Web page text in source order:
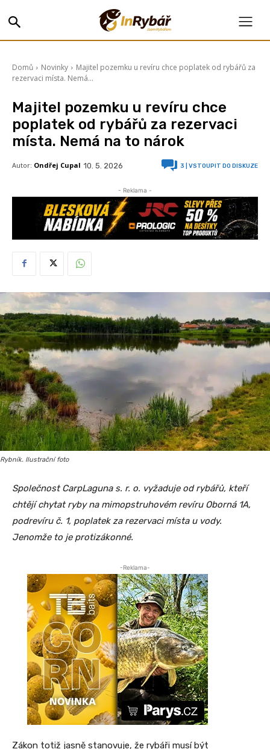
Domů Novinky
Majitel pozemku u revíru chce poplatek od rybářů za
rezervaci místa. Nemá...
Majitel pozemku u revíru chce
poplatek od rybářů za rezervaci
místa. Nemá na to nárok
Autor: Ondřej Cupal 10. 5. 2026 3 | VSTOUPIT DO DISKUZE
- Reklama -
Rybník. Ilustrační foto
Společnost CarpLaguna s. r. o. vyžaduje od rybářů, kteří
chtějí chytat ryby na mimopstruhovém revíru Oborná 1A,
podrevíru č. 1, poplatek za rezervaci místa u vody.
Jenomže to je protizákonné.
-Reklama-
Zákon totiž jasně stanovuje, že rybáři musí být